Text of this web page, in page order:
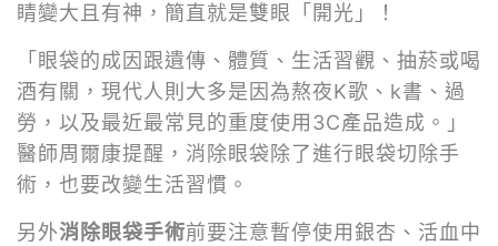
睛變大且有神，簡直就是雙眼「開光」！
「眼袋的成因跟遺傳、體質、生活習觀、抽菸或喝
酒有關，現代人則大多是因為熬夜K歌、k書、過
勞，以及最近最常見的重度使用3C產品造成。」
醫師周爾康提醒，消除眼袋除了進行眼袋切除手
術，也要改變生活習慣。
另外消除眼袋手術前要注意暫停使用銀杏、活血中